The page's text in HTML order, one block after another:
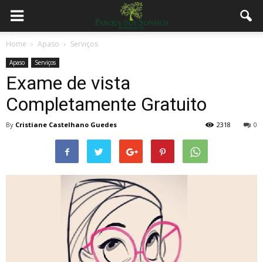
Home Apaso Serviços
Apaso Serviços
Exame de vista
Completamente Gratuito
By Cristiane Castelhano Guedes 0
2318